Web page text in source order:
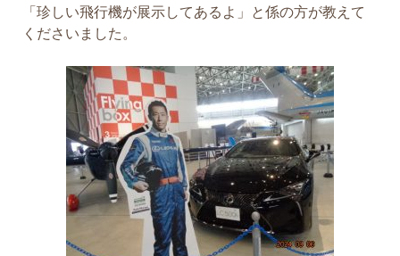
「珍しい飛行機が展示してあるよ」と係の方が教えて
くださいました。